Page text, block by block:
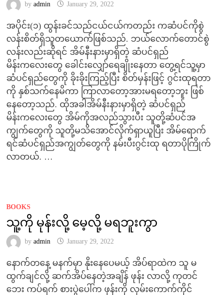
by admin January 29, 2022
အပိုင်း(၁) ထွန်းခင်သည်ငယ်ငယ်ကတည်း ကဆံပင်ကိုစွဲ
လန်းစိတ်ရှိသူတယောက်ဖြစ်သည်. ဘယ်လောက်တောင်စွဲ
လန်းလည်းဆိုရင် အိမ်နီးနားမှာရှိတဲ့ ဆံပင်ရှည်
မိန်းကလေးတွေ ခေါင်းလျှော်ရေချိုးနေတာ တွေ့ရင်သူ့မှာ
ဆံပင်ရှည်တွေကို ခိုးခိုးကြည့်ပြီး စိတ်မှန်းဖြင့် ဂွင်းထုရတာ
ကို နှစ်သက်နေမိကာ ကြာလာတော့အားမရတော့ဘူး ဖြစ်
နေတော့သည်. ထိုအခါအိမ်နီးနားမှာရှိတဲ့ ဆံပင်ရှည်
မိန်းကလေးတွေ အိမ်ကိုအလည်သွားပီး သူတို့ဆံပင်အ
ကျွက်တွေကို သူတို့မသိအောင်လိုက်ရှာယူပြီး အိမ်ရောက်
ရင်ဆံပင်ရှည်အကျွတ်တွေကို နမ်းပီးဂွင်းထု ရတာပိုကြိုက်
လာတယ်. …
BOOKS
သူ့ကို မုန်းလို့ မေ့လို့ မရဘူးကွာ
by admin January 29, 2022
နောက်တနေ့ မနက်မှာ နိုးနေပေမယ့် အိပ်ရာထဲက သူ မ
ထွက်ချင်လို့ ဆက်အိပ်နေတဲ့အချိန် ဖုန်း လာလို့ ကုတင်
ဘေး ကပ်ရက် စားပွဲပေါ်က ဖုန်းကို လှမ်းကောက်ကိုင်